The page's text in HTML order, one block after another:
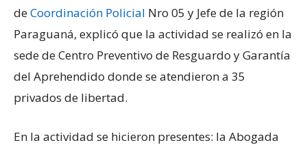
deCoordinación Policial Nro 05 y Jefe de la región
Paraguaná, explicó que la actividad se realizó en la
sede de Centro Preventivo de Resguardo y Garantía
del Aprehendido donde se atendieron a 35
privados de libertad.
En la actividad se hicieron presentes: la Abogada